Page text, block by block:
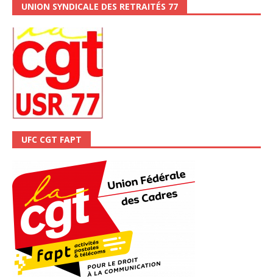
UNION SYNDICALE DES RETRAITÉS 77
UFC CGT FAPT